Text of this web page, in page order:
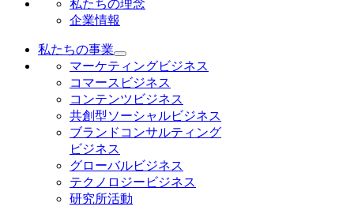
私たちの理念
企業情報
私たちの事業
マーケティングビジネス
コマースビジネス
コンテンツビジネス
共創型ソーシャルビジネス
ブランドコンサルティング
ビジネス
グローバルビジネス
テクノロジービジネス
研究所活動